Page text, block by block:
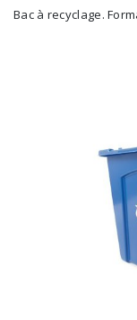
Autres
Chariots et
Distributrices et
Grattoirs,
Thermomètre
Bac à recyclage.